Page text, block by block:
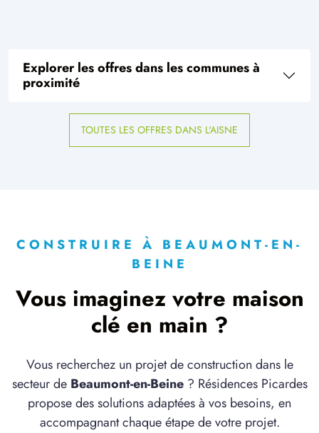
Explorer les offres dans les communes à
proximité
TOUTES LES OFFRES DANS L'AISNE
CONSTRUIRE À BEAUMONT-EN-
BEINE
Vous imaginez votre maison
clé en main ?
Vous recherchez un projet de construction dans le
secteur de Beaumont-en-Beine? Résidences Picardes
propose des solutions adaptées à vos besoins, en
accompagnant chaque étape de votre projet.